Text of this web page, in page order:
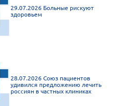
29.07.2026 Больные рискуют
здоровьем
28.07.2026 Союз пациентов
удивился предложению лечить
россиян в частных клиниках